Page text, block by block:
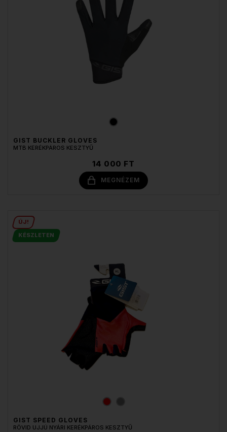
GIST BUCKLER GLOVES
MTB KERÉKPÁROS KESZTYŰ
14 000 FT
MEGNÉZEM
ÚJ!
KÉSZLETEN
GIST SPEED GLOVES
RÖVID UJJÚ NYÁRI KERÉKPÁROS KESZTYŰ